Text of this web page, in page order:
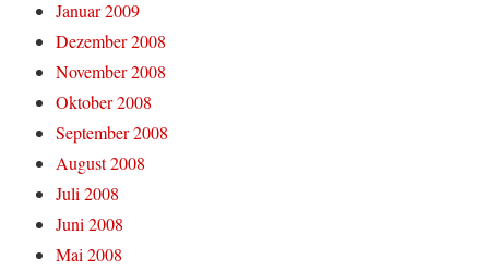
Januar 2009
Dezember 2008
November 2008
Oktober 2008
September 2008
August 2008
Juli 2008
Juni 2008
Mai 2008